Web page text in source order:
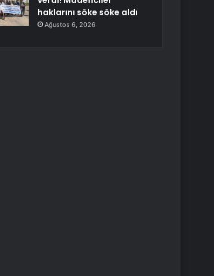
haklarını söke söke aldı
Ağustos 6, 2026